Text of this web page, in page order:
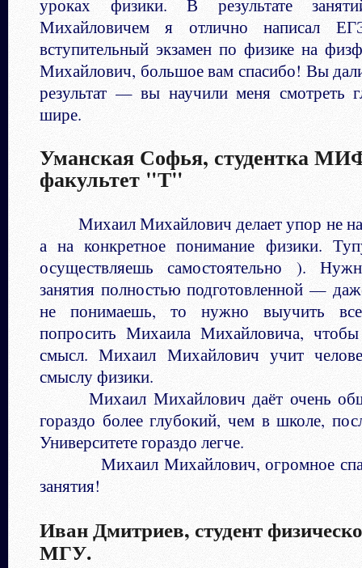
уроках физики. В результате
Михайловичем я отлично написал
вступительный экзамен по физике на
Михайлович, большое вам спасибо! Вы
результат — вы научили меня смотреть
шире.
Уманская Софья, студентка
факультет "Т"
Михаил Михайлович делает упор не
а на конкретное понимание физики.
осуществляешь самостоятельно ).
занятия полностью подготовленной —
не понимаешь, то нужно выучить
попросить Михаила Михайловича,
смысл. Михаил Михайлович учит
смыслу физики.
Михаил Михайлович даёт очень
гораздо более глубокий, чем в школе,
Университете гораздо легче.
Михаил Михайлович, огромное
занятия!
Иван Дмитриев, студент
МГУ.